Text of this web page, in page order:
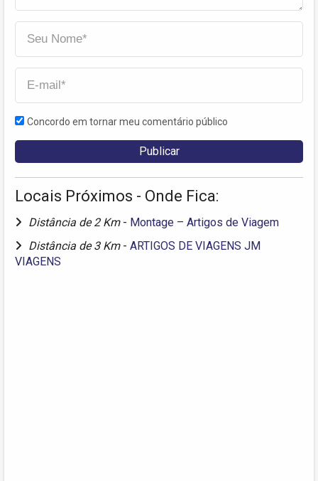
Concordo em tornar meu comentário público
Locais Próximos - Onde Fica:
Distância de 2 Km - Montage – Artigos de Viagem
Distância de 3 Km - ARTIGOS DE VIAGENS JM
VIAGENS